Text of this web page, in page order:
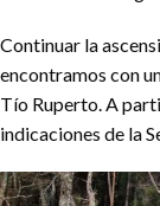
Continuar la
encontramos con
Tío Ruperto. A
indicaciones de la